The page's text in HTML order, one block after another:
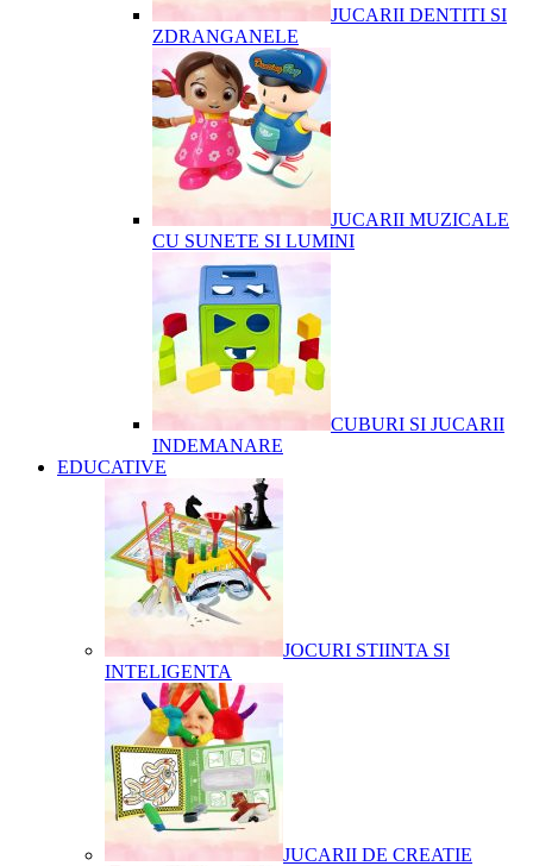
JUCARII DENTITI SI
ZDRANGANELE
JUCARII MUZICALE
CU SUNETE SI LUMINI
CUBURI SI JUCARII
INDEMANARE
EDUCATIVE
JOCURI STIINTA SI
INTELIGENTA
JUCARII DE CREATIE